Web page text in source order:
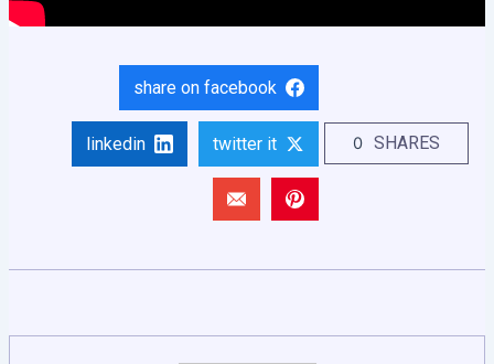
0 SHARES
share on facebook
twitter it
linkedin